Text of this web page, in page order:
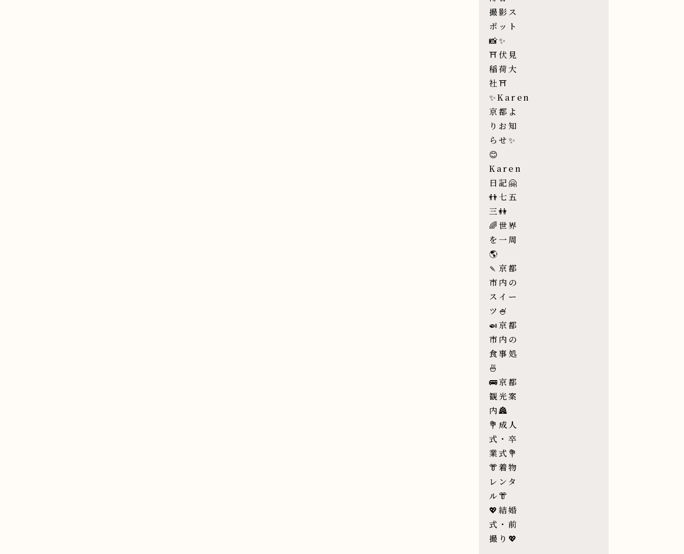
撮影ス
ポット
📸✨
⛩伏見
稲荷大
社⛩
✨Karen
京都よ
りお知
らせ✨
😊
Karen
日記🤗
👬七五
三👭
🌈世界
を一周
🌎
🍡京都
市内の
スイー
ツ🍧
🍛京都
市内の
食事処
🍜
🚌京都
観光案
内🏯
💐成人
式・卒
業式💐
👘着物
レンタ
ル👘
💖結婚
式・前
撮り💖